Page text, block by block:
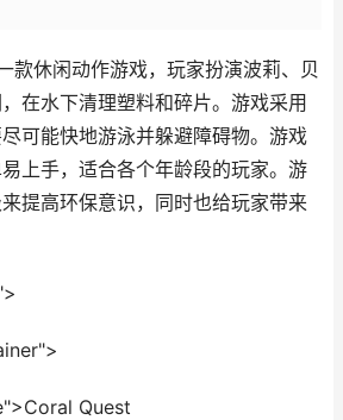
款休闲动作游戏，玩家扮演波莉、贝
在水下清理塑料和碎片。游戏采用
可能快地游泳并躲避障碍物。游戏
上手，适合各个年龄段的玩家。游
提高环保意识，同时也给玩家带来
Quest